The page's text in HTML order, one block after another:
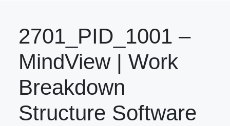
2701_PID_1001 –
MindView | Work
Breakdown
Structure Software